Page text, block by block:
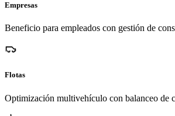
Empresas
Beneficio para empleados con gestión de
Flotas
Optimización multivehículo con balanceo de